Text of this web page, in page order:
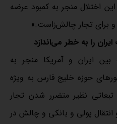
اختلال منجر به کمبود عرضه
برای تجار چالش‌زاست.»
را به خطر می‌اندازد
ایران و آمریکا منجر به
حوزه خلیج فارس به ویژه
نظیر متضرر شدن تجار
پولی و بانکی و چالش در